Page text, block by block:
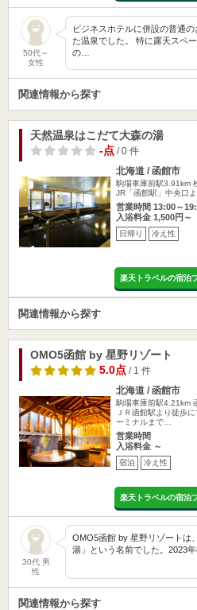
50代～
女性
ビジネスホテルに併設の普通
た温泉でした。 特に露天スペ
の…
関連情報から探す
天然温泉はこだて大森の湯
-点/ 0 件
北海道 / 函館市
駒場車庫前駅3.91km
JR「函館駅」中央口
営業時間 13:00～
入浴料金 1,500円～
日帰り 冷え性
楽天トラベルの宿泊
関連情報から探す
OMO5函館 by 星野リゾート
5.0点/ 1 件
北海道 / 函館市
駒場車庫前駅4.21km
ＪＲ函館駅より徒歩
ーミナルまで…
営業時間
入浴料金 ～
宿泊 冷え性
楽天トラベルの宿泊
30代 男
性
OMO5函館 by 星野リゾートは
湯」という名前でした。2023
関連情報から探す